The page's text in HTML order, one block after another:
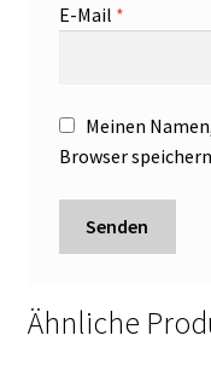
E-Mail *
Meinen
Browser
Ähnliche